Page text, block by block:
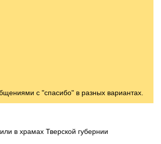
с "спасибо" в разных вариантах.
в храмах Тверской губернии